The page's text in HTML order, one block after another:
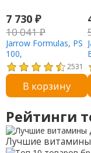
7 730 ₽
10 041₽
Jarrow Formulas, PS
100,
фосфатидилсерин,
100 мг, 60 капсул
2531
В корзину
Рейтинги
Лучшие